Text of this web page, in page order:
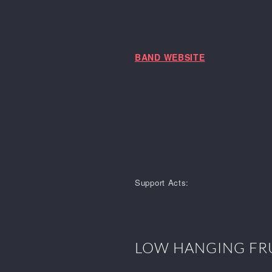
BAND WEBSITE
Support Acts:
LOW HANGING